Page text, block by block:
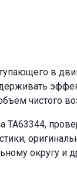
в
чистого
TA63344,
округу и